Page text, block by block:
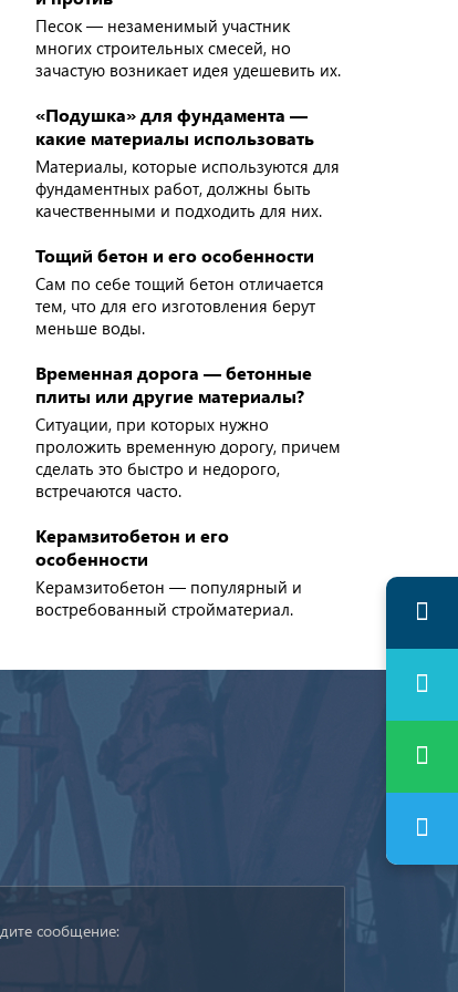
Песок — незаменимый участник
многих строительных смесей, но
зачастую возникает идея удешевить их.
«Подушка» для фундамента —
какие материалы использовать
Материалы, которые используются для
фундаментных работ, должны быть
качественными и подходить для них.
Тощий бетон и его особенности
Сам по себе тощий бетон отличается
тем, что для его изготовления берут
меньше воды.
Временная дорога — бетонные
плиты или другие материалы?
Ситуации, при которых нужно
проложить временную дорогу, причем
сделать это быстро и недорого,
встречаются часто.
Керамзитобетон и его
особенности
Керамзитобетон — популярный и
востребованный стройматериал.